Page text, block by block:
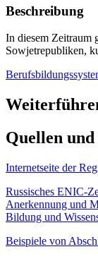
Beschreibung
In diesem Zeitraum
Sowjetrepubliken,
Quellen
Internetseite der
Russisches ENIC-
Anerkennung und
Bildung und
Beispiele von